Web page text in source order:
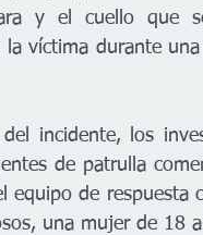
y el cuello que
la víctima durante
incidente, los
de patrulla
equipo de respuesta
una mujer de 18